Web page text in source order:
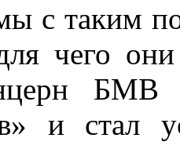
с таким
чего
БМВ
и стал